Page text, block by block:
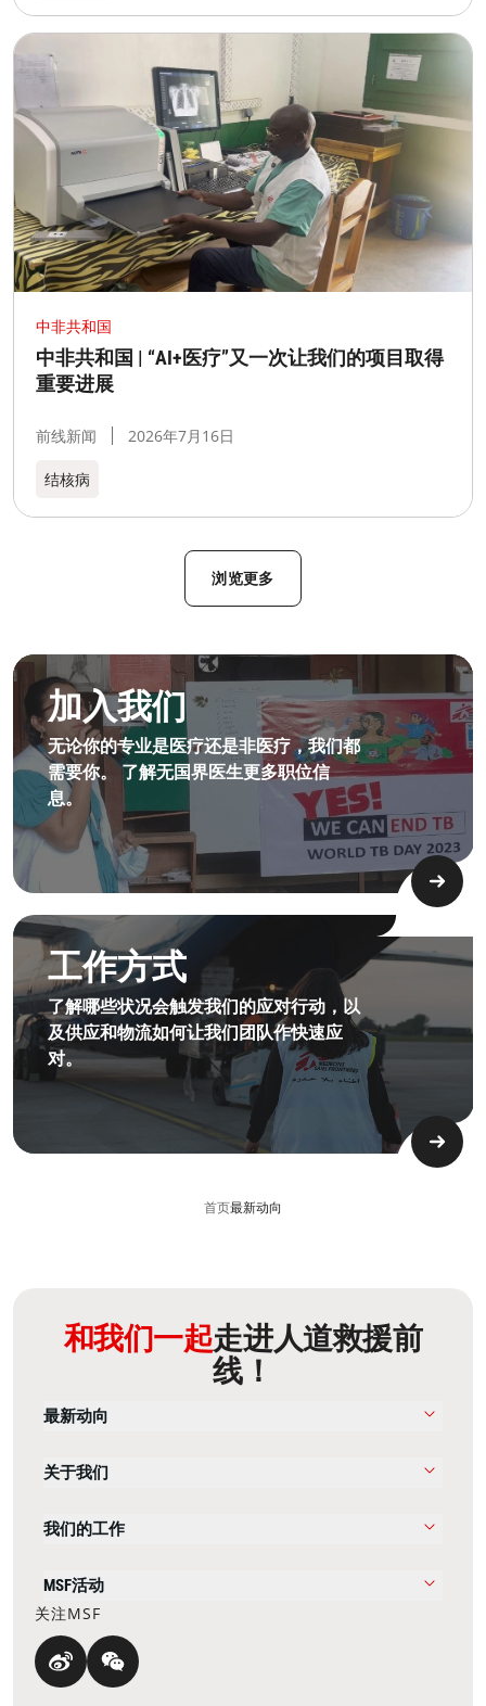
中非共和国
中非共和国 | “AI+医疗”又一次让我们的项目取得
重要进展
前线新闻 2026年7月16日
结核病
浏览更多
加入我们
无论你的专业是医疗还是非医疗，我们都
需要你。 了解无国界医生更多职位信
息。
成为无国界无援人员
工作方式
了解哪些状况会触发我们的应对行动，以
及供应和物流如何让我们团队作快速应
对。
3.3 How We Work Bigimage Mobile
首页最新动向
和我们一起走进人道救援前
线！
最新动向
关于我们
我们的工作
MSF活动
关注MSF